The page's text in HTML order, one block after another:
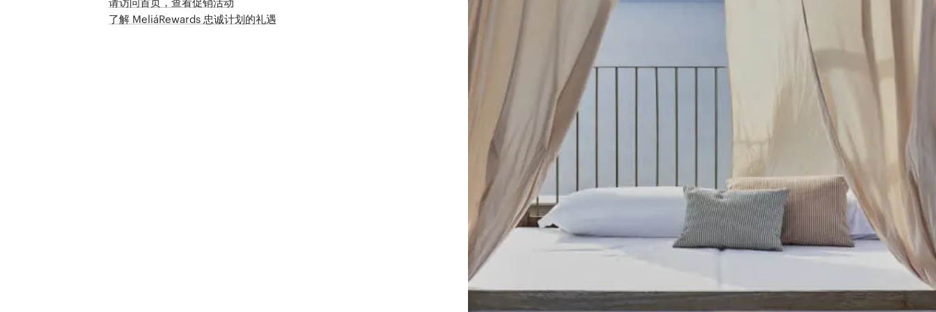
了解 MeliáRewards 忠诚计划的礼遇